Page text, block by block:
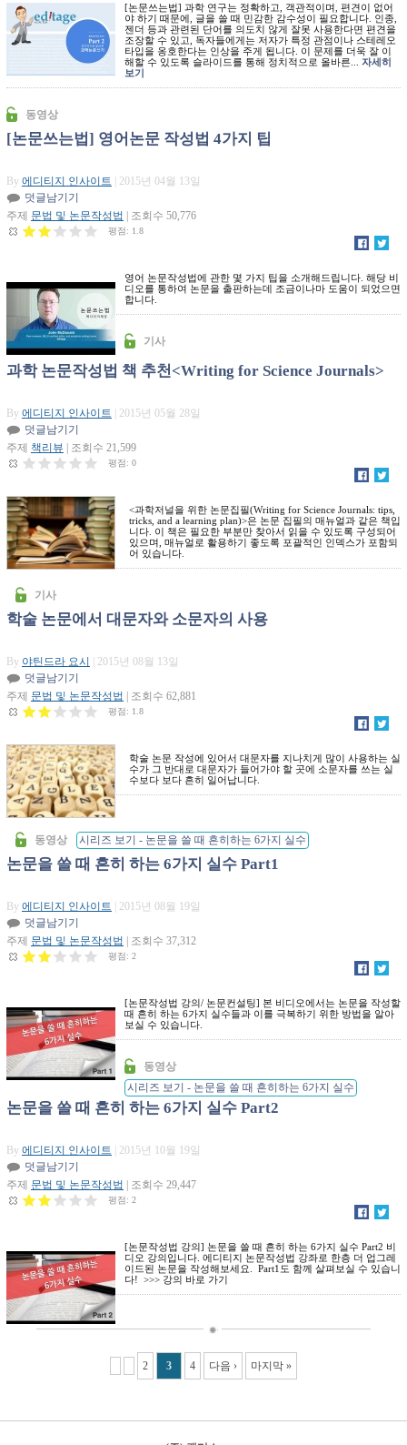
45914615
[논문쓰는법] 과학 연구는 정확하고, 객관적이며, 편견이 없어
야 하기 때문에, 글을 쓸 때 민감한 감수성이 필요합니다. 인종,
젠더 등과 관련된 단어를 의도치 않게 잘못 사용한다면 편견을
조장할 수 있고, 독자들에게는 저자가 특정 관점이나 스테레오
타입을 옹호한다는 인상을 주게 됩니다. 이 문제를 더욱 잘 이
해할 수 있도록 슬라이드를 통해 정치적으로 올바른... 자세히
보기
동영상
[논문쓰는법] 영어논문 작성법 4가지 팁
By 에디티지 인사이트
| 2015년 04월 13일
덧글남기기
주제 문법 및 논문작성법 | 조회수 50,776
평점: 1.8
[논문쓰는법 강
좌] 학술논문
영어팁
영어 논문작성법에 관한 몇 가지 팁을 소개해드립니다. 해당 비
디오를 통하여 논문을 출판하는데 조금이나마 도움이 되었으면
합니다.
기사
과학 논문작성법 책 추천<Writing for Science Journals>
By 에디티지 인사이트
| 2015년 05월 28일
덧글남기기
주제 책리뷰 | 조회수 21,599
평점: 0
<과학저널을 위한 논문집필(Writing for Science Journals: tips,
tricks, and a learning plan)>은 논문 집필의 매뉴얼과 같은 책입
니다. 이 책은 필요한 부분만 찾아서 읽을 수 있도록 구성되어
있으며, 매뉴얼로 활용하기 좋도록 포괄적인 인덱스가 포함되
어 있습니다.
기사
학술 논문에서 대문자와 소문자의 사용
By 야틴드라 요시
| 2015년 08월 13일
덧글남기기
주제 문법 및 논문작성법 | 조회수 62,881
평점: 1.8
학술 논문 작성에 있어서 대문자를 지나치게 많이 사용하는 실
수가 그 반대로 대문자가 들어가야 할 곳에 소문자를 쓰는 실
수보다 보다 흔히 일어납니다.
동영상 시리즈 보기 - 논문을 쓸 때 흔히하는 6가지 실수
논문을 쓸 때 흔히 하는 6가지 실수 Part1
By 에디티지 인사이트
| 2015년 08월 19일
덧글남기기
주제 문법 및 논문작성법 | 조회수 37,312
평점: 2
[에디티지]논문
을 쓸 때 흔히
하는 6가지 실
수 Part 1
[논문작성법 강의/ 논문컨설팅] 본 비디오에서는 논문을 작성할
때 흔히 하는 6가지 실수들과 이를 극복하기 위한 방법을 알아
보실 수 있습니다.
동영상
시리즈 보기 - 논문을 쓸 때 흔히하는 6가지 실수
논문을 쓸 때 흔히 하는 6가지 실수 Part2
By 에디티지 인사이트
| 2015년 10월 19일
덧글남기기
주제 문법 및 논문작성법 | 조회수 29,447
평점: 2
논문을 쓸 때
흔히하는 6가
지 실수 Part 2
[논문작성법 강의] 논문을 쓸 때 흔히 하는 6가지 실수 Part2 비
디오 강의입니다. 에디티지 논문작성법 강좌로 한층 더 업그레
이드된 논문을 작성해보세요. Part1도 함께 살펴보실 수 있습니
다! >>> 강의 바로 가기
2 3 4 다음 › 마지막 »